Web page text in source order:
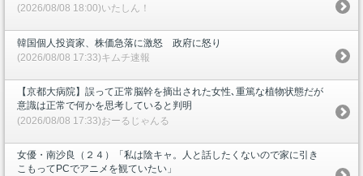
(2026/08/08 18:00)いたしん！
韓国個人投資家、株価急落に激怒 政府に怒り
(2026/08/08 17:33)キムチ速報
【京都大病院】誤って正常脳幹を摘出された女性､重篤な植物状態だが
意識は正常で何かを思考していると判明
(2026/08/08 17:33)おーるじゃんる
女優・南沙良（２４）「私は陰キャ。人と話したくないので家に引き
こもってPCでアニメを観ていたい」